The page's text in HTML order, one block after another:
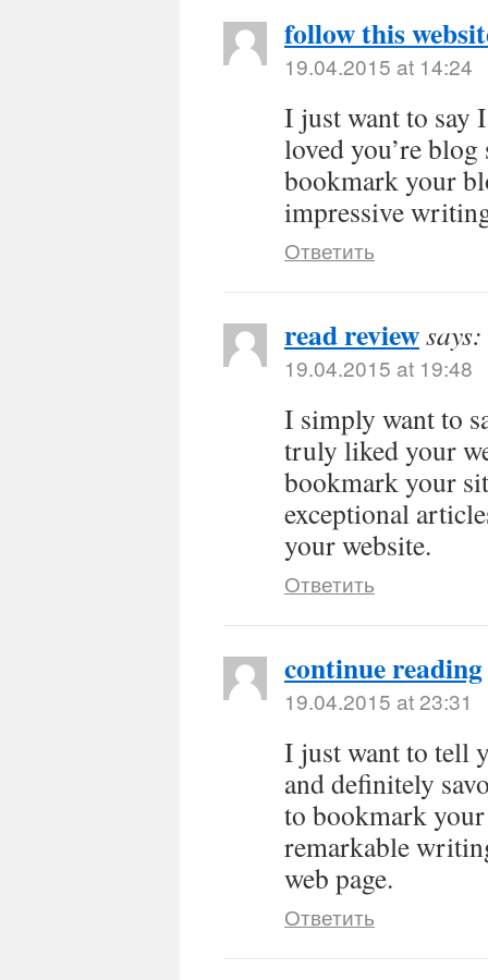
follow this
19.04.2015 at 14:24
I just want to say
loved you’re
bookmark your
impressive
Ответить
read reviewsays:
19.04.2015 at 19:48
I simply want to
truly liked your
bookmark your
exceptional
your website.
Ответить
continue reading
19.04.2015 at 23:31
I just want to tell
and definitely
to bookmark
remarkable
web page.
Ответить